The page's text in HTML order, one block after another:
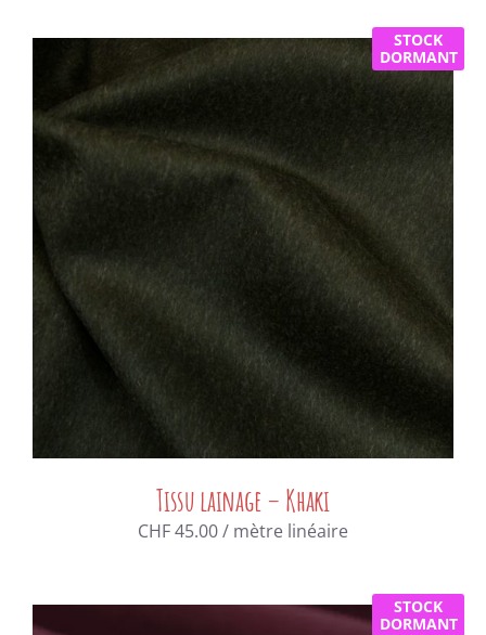
STOCK
DORMANT
Tissu lainage – Khaki
CHF45.00/ mètre linéaire
STOCK
DORMANT